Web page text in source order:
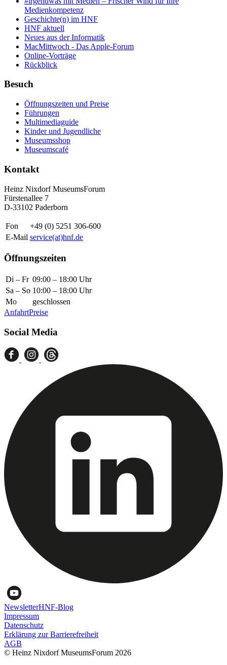
Medienkompetenz
Geschichte(n) im HNF
HNF aktuell
Neues aus der Informatik
MacMittwoch - Das Apple-Forum
Online-Vorträge
Rückblick
Besuch
Öffnungszeiten und Preise
Führungen
Multimediaguide
Kinder und Jugendliche
Museumsshop
Museumscafé
Kontakt
Heinz Nixdorf MuseumsForum
Fürstenallee 7
D-33102 Paderborn
Fon
+49 (0) 5251 306-600
E-Mail service(at)hnf.de
Öffnungszeiten
Di – Fr 09:00 – 18:00 Uhr
Sa – So 10:00 – 18:00 Uhr
Mo
geschlossen
AnfahrtPreise
Social Media
NewsletterHNF-Blog
Impressum
Datenschutz
Erklärung zur Barrierefreiheit
AGB
© Heinz Nixdorf MuseumsForum 2026